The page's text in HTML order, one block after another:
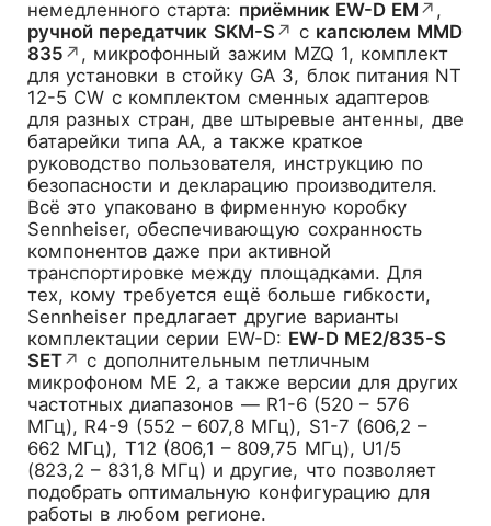
немедленного старта: приёмник EW-D EM ↗ ,
ручной передатчик SKM-S ↗ с капсюлем MMD
835 ↗ , микрофонный зажим MZQ 1, комплект
для установки в стойку GA 3, блок питания NT
12-5 CW с комплектом сменных адаптеров
для разных стран, две штыревые антенны, две
батарейки типа AA, а также краткое
руководство пользователя, инструкцию по
безопасности и декларацию производителя.
Всё это упаковано в фирменную коробку
Sennheiser, обеспечивающую сохранность
компонентов даже при активной
транспортировке между площадками. Для
тех, кому требуется ещё больше гибкости,
Sennheiser предлагает другие варианты
комплектации серии EW-D: EW-D ME2/835-S
SET↗ с дополнительным петличным
микрофоном ME 2, а также версии для других
частотных диапазонов — R1-6 (520 – 576
МГц), R4-9 (552 – 607,8 МГц), S1-7 (606,2 –
662 МГц), T12 (806,1 – 809,75 МГц), U1/5
(823,2 – 831,8 МГц) и другие, что позволяет
подобрать оптимальную конфигурацию для
работы в любом регионе.